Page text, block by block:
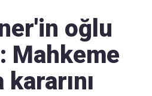
oğlu
Mahkeme